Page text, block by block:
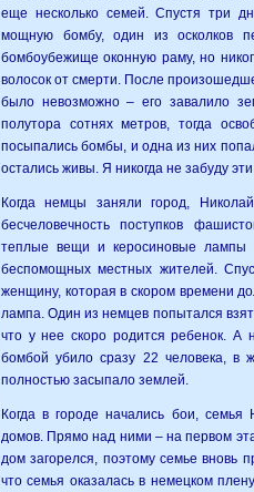
еще несколько семей. Спустя три
мощную бомбу, один из осколков
бомбоубежище оконную раму, но
волосок от смерти. После
было невозможно – его завалило
полутора сотнях метров, тогда
посыпались бомбы, и одна из них
остались живы. Я никогда не забуду
Когда немцы заняли город,
бесчеловечность поступков
теплые вещи и керосиновые лампы
беспомощных местных жителей.
женщину, которая в скором времени
лампа. Один из немцев попытался
что у нее скоро родится ребенок. А
бомбой убило сразу 22 человека, в
полностью засыпало землей.
Когда в городе начались бои,
домов. Прямо над ними – на первом
дом загорелся, поэтому семье вновь
что семья оказалась в немецком